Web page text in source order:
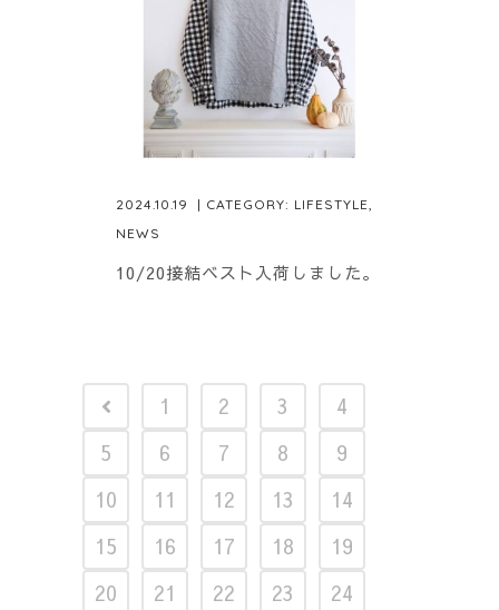
2024.10.19 | CATEGORY: LIFESTYLE,
NEWS
10/20接結ベスト入荷しました。
1 2 3
4
5
6 7 8
9
10
11 12 13
14
15
16 17 18
19
20
21 22 23
24